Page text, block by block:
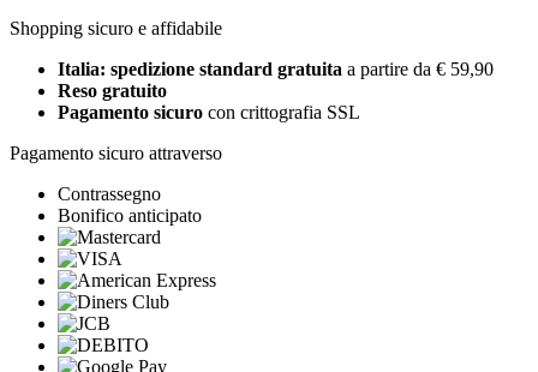
Shopping sicuro e affidabile
Italia: spedizione standard gratuita a partire da € 59,90
Reso gratuito
Pagamento sicuro con crittografia SSL
Pagamento sicuro attraverso
Contrassegno
Bonifico anticipato